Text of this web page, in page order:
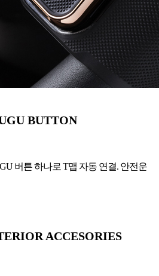
BUTTON
버튼 하나로 T맵 자동 연결. 안전운
ACCESORIES